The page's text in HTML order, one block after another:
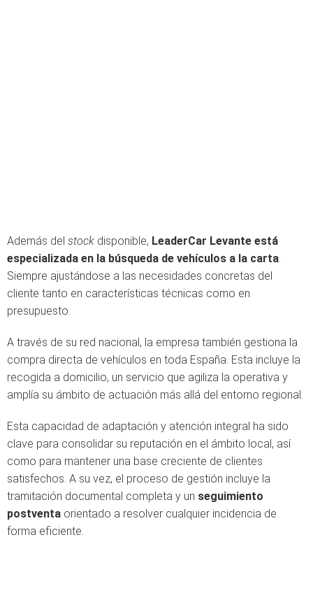
Además del stock disponible, LeaderCar Levante está
especializada en la búsqueda de vehículos a la carta.
Siempre ajustándose a las necesidades concretas del
cliente tanto en características técnicas como en
presupuesto.
A través de su red nacional, la empresa también gestiona la
compra directa de vehículos en toda España. Esta incluye la
recogida a domicilio, un servicio que agiliza la operativa y
amplía su ámbito de actuación más allá del entorno regional.
Esta capacidad de adaptación y atención integral ha sido
clave para consolidar su reputación en el ámbito local, así
como para mantener una base creciente de clientes
satisfechos. A su vez, el proceso de gestión incluye la
tramitación documental completa y un seguimiento
postventa orientado a resolver cualquier incidencia de
forma eficiente.